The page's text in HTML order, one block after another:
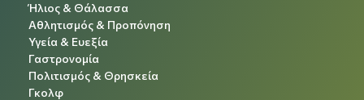
Ήλιος & Θάλασσα
Αθλητισμός & Προπόνηση
Υγεία & Ευεξία
Γαστρονομία
Πολιτισμός & Θρησκεία
Γκολφ